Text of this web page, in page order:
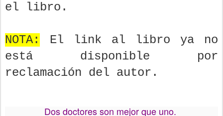
el libro.
NOTA:
El link al libro ya no
está disponible por
reclamación del autor.
Dos doctores son mejor que uno.